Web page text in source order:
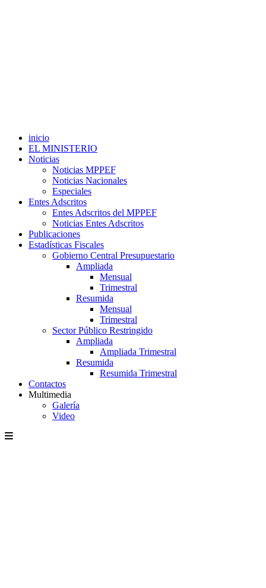
inicio
EL MINISTERIO
Noticias
Noticias MPPEF
Noticias Nacionales
Especiales
Entes Adscritos
Entes Adscritos del MPPEF
Noticias Entes Adscritos
Publicaciones
Estadísticas Fiscales
Gobierno Central Presupuestario
Ampliada
Mensual
Trimestral
Resumida
Mensual
Trimestral
Sector Público Restringido
Ampliada
Ampliada Trimestral
Resumida
Resumida Trimestral
Contactos
Multimedia
Galería
Video